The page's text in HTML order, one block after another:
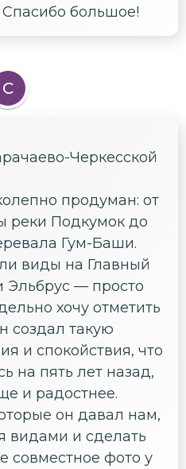
большое!
С
Черкесской
продуман: от
реки Подкумок до
Гум-Баши.
виды на Главный
Эльбрус — просто
хочу отметить
создал такую
и спокойствия, что
на пять лет назад,
и радостнее.
он давал нам,
видами и сделать
совместное фото у